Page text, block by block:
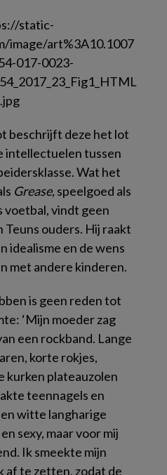
beschrijft deze het lot
intellectuelen tussen
Wat het
Grease,speelgoed als
voetbal, vindt geen
Teuns ouders. Hij raakt
idealisme en de wens
met andere kinderen.
is geen reden tot
‘Mijn moeder zag
een rockband. Lange
korte rokjes,
kurken plateauzolen
teennagels en
witte langharige
sexy, maar voor mij
Ik smeekte mijn
af te zetten, zodat de